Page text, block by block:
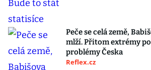
Peče se celá země,
mlží. Přitom extrémy
problémy Česka
Reflex.cz